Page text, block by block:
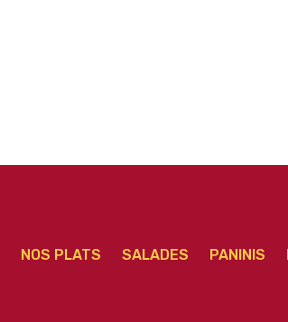
NOS PLATS SALADES PANINIS